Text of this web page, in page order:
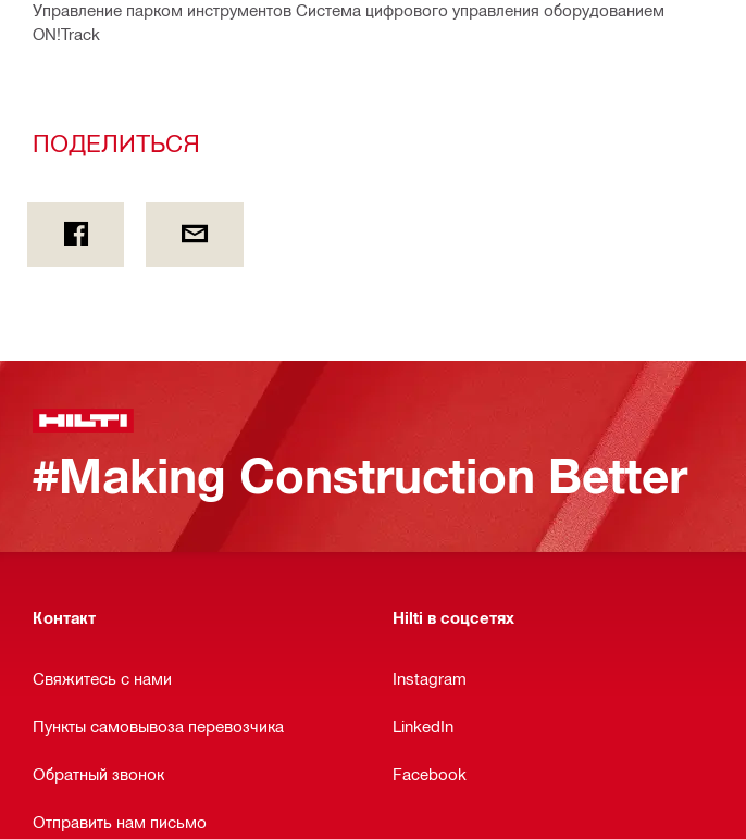
Управление парком инструментов Система цифрового управления оборудованием
ON!Track
ПОДЕЛИТЬСЯ
#Making Construction Better
Контакт
Свяжитесь с нами
Пункты самовывоза перевозчика
Обратный звонок
Отправить нам письмо
Hilti в соцсетях
Instagram
LinkedIn
Facebook